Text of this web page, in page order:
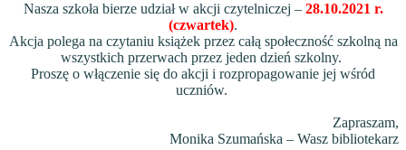
Nasza szkoła bierze udział w akcji czytelniczej – 28.10.2021 r.
(czwartek).
Akcja polega na czytaniu książek przez całą społeczność szkolną na
wszystkich przerwach przez jeden dzień szkolny.
Proszę o włączenie się do akcji i rozpropagowanie jej wśród
uczniów.
Zapraszam,
Monika Szumańska – Wasz bibliotekarz